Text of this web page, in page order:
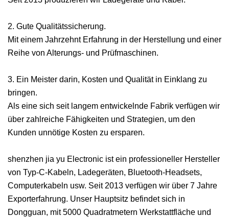
2. Gute Qualitätssicherung.
Mit einem Jahrzehnt Erfahrung in der Herstellung und einer
Reihe von Alterungs- und Prüfmaschinen.
3. Ein Meister darin, Kosten und Qualität in Einklang zu
bringen.
Als eine sich seit langem entwickelnde Fabrik verfügen wir
über zahlreiche Fähigkeiten und Strategien, um den
Kunden unnötige Kosten zu ersparen.
shenzhen jia yu Electronic ist ein professioneller Hersteller
von Typ-C-Kabeln, Ladegeräten, Bluetooth-Headsets,
Computerkabeln usw. Seit 2013 verfügen wir über 7 Jahre
Exporterfahrung. Unser Hauptsitz befindet sich in
Dongguan, mit 5000 Quadratmetern Werkstattfläche und